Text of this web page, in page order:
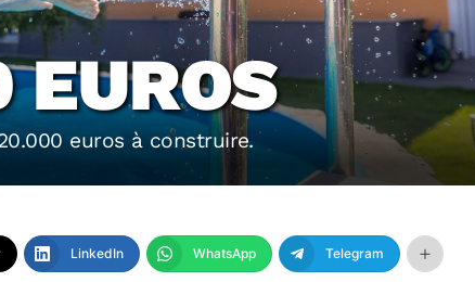
euros à construire.
LinkedIn WhatsApp Telegram